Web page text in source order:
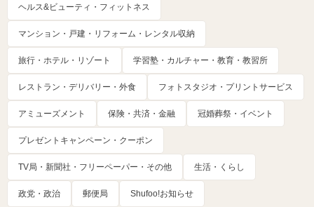
ヘルス&ビューティ・フィットネス
マンション・戸建・リフォーム・レンタル収納
旅行・ホテル・リゾート 学習塾・カルチャー・教育・教習所
レストラン・デリバリー・外食 フォトスタジオ・プリントサービス
アミューズメント 保険・共済・金融 冠婚葬祭・イベント
プレゼントキャンペーン・クーポン
TV局・新聞社・フリーペーパー・その他 生活・くらし
政党・政治 郵便局 Shufoo!お知らせ